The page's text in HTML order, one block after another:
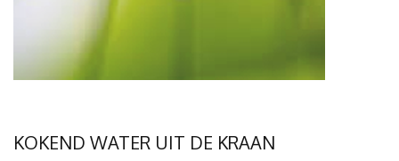
KOKEND WATER UIT DE KRAAN